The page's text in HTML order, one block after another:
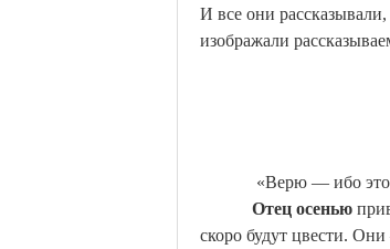
И все они
изображали
«Верю — ибо это
Отец осенью
скоро будут цвести.